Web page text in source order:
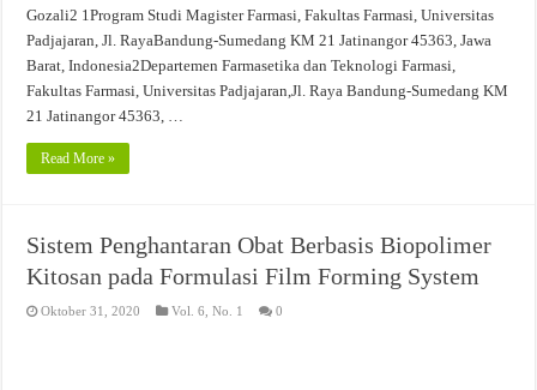
Gozali2 1Program Studi Magister Farmasi, Fakultas Farmasi, Universitas
Padjajaran, Jl. RayaBandung-Sumedang KM 21 Jatinangor 45363, Jawa
Barat, Indonesia2Departemen Farmasetika dan Teknologi Farmasi,
Fakultas Farmasi, Universitas Padjajaran,Jl. Raya Bandung-Sumedang KM
21 Jatinangor 45363, …
Read More »
Sistem Penghantaran Obat Berbasis Biopolimer
Kitosan pada Formulasi Film Forming System
Oktober 31, 2020 Vol. 6, No. 1 0